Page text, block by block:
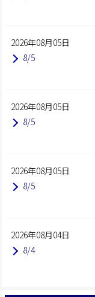
2026年08月05日
8/5
2026年08月05日
8/5
2026年08月05日
8/5
2026年08月04日
8/4